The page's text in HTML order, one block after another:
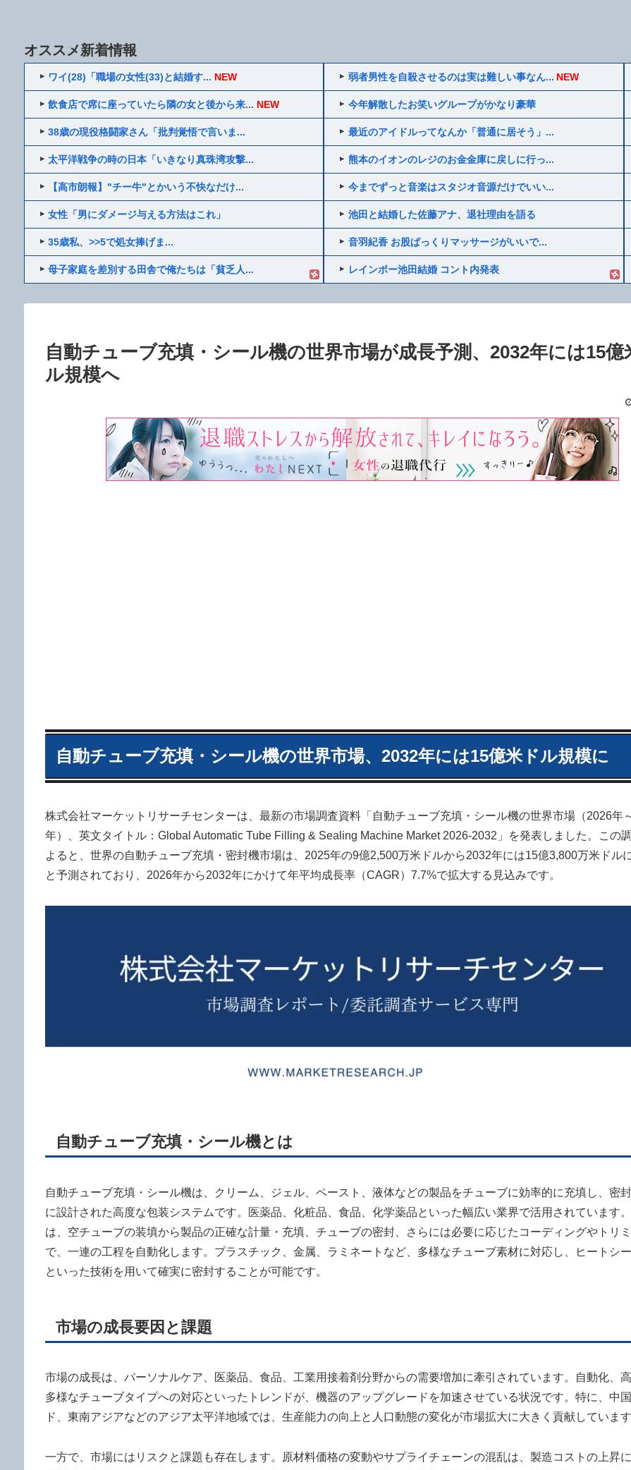
オススメ新着情報
ワイ(28)「職場の女性(33)と結婚す... NEW
飲食店で席に座っていたら隣の女と後から来... NEW
38歳の現役格闘家さん「批判覚悟で言いま...
太平洋戦争の時の日本「いきなり真珠湾攻撃...
【高市朗報】"チー牛"とかいう不快なだけ...
女性「男にダメージ与える方法はこれ」
35歳私、>>5で処女捧げま...
母子家庭を差別する田舎で俺たちは「貧乏人...
弱者男性を自殺させるのは実は難しい事なん... NEW
今年解散したお笑いグループがかなり豪華
最近のアイドルってなんか「普通に居そう」...
熊本のイオンのレジのお金金庫に戻しに行っ...
今までずっと音楽はスタジオ音源だけでいい...
池田と結婚した佐藤アナ、退社理由を語る
音羽紀香 お股ぱっくりマッサージがいいで...
レインボー池田結婚 コント内発表
自動チューブ充填・シール機の世界市場が成長予測、2032年には15億
ル規模へ
自動チューブ充填・シール機の世界市場、2032年には15億米ドル規模に
株式会社マーケットリサーチセンターは、最新の市場調査資料「自動チューブ充填・シール機の世界市場（2026年
年）、英文タイトル：Global Automatic Tube Filling & Sealing Machine Market 2026-2032」を発表しました。この
よると、世界の自動チューブ充填・密封機市場は、2025年の9億2,500万米ドルから2032年には15億3,800万米ドル
と予測されており、2026年から2032年にかけて年平均成長率（CAGR）7.7%で拡大する見込みです。
自動チューブ充填・シール機とは
自動チューブ充填・シール機は、クリーム、ジェル、ペースト、液体などの製品をチューブに効率的に充填し、密
に設計された高度な包装システムです。医薬品、化粧品、食品、化学薬品といった幅広い業界で活用されています
は、空チューブの装填から製品の正確な計量・充填、チューブの密封、さらには必要に応じたコーディングやトリ
で、一連の工程を自動化します。プラスチック、金属、ラミネートなど、多様なチューブ素材に対応し、ヒートシ
といった技術を用いて確実に密封することが可能です。
市場の成長要因と課題
市場の成長は、パーソナルケア、医薬品、食品、工業用接着剤分野からの需要増加に牽引されています。自動化、高
多様なチューブタイプへの対応といったトレンドが、機器のアップグレードを加速させている状況です。特に、中
ド、東南アジアなどのアジア太平洋地域では、生産能力の向上と人口動態の変化が市場拡大に大きく貢献しています
一方で、市場にはリスクと課題も存在します。原材料価格の変動やサプライチェーンの混乱は、製造コストの上昇